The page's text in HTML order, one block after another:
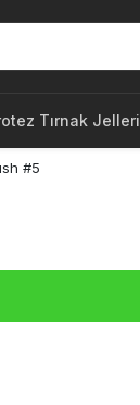
Tırnak Jelleri
#5